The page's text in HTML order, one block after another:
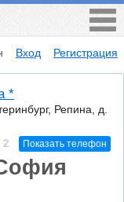
Вход Регистрация
*
Репина, д.
2 Показать телефон